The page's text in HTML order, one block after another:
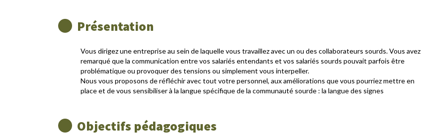
Présentation
Vous dirigez une entreprise au sein de laquelle vous travaillez avec un ou des collaborateurs sourds. Vous avez
remarqué que la communication entre vos salariés entendants et vos salariés sourds pouvait parfois être
problématique ou provoquer des tensions ou simplement vous interpeller.
Nous vous proposons de réfléchir avec tout votre personnel, aux améliorations que vous pourriez mettre en
place et de vous sensibiliser à la langue spécifique de la communauté sourde : la langue des signes
Objectifs pédagogiques